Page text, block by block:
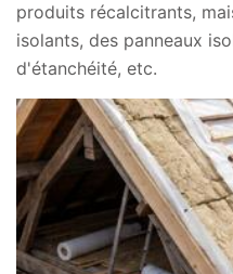
produits récalcitrants,
isolants, des panneaux
d'étanchéité, etc.